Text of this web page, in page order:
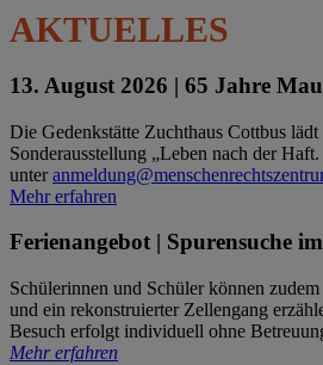
AKTUELLES
13. August 2026 | 65 Jahre
Die Gedenkstätte Zuchthaus Cottbus
Sonderausstellung „Leben nach der
unter
Mehr erfahren
Ferienangebot | Spurensuche
Schülerinnen und Schüler können
und ein rekonstruierter Zellengang
Besuch erfolgt individuell ohne
Mehr erfahren